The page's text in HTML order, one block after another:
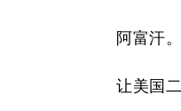
阿富汗
让美国